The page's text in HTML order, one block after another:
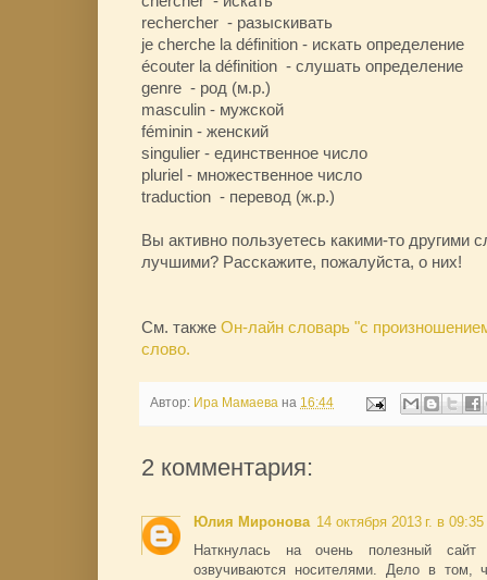
rechercher - разыскивать
je cherche la définition - искать определение
écouter la définition - слушать определение
genre - род (м.р.)
masculin - мужской
féminin - женский
singulier - единственное число
pluriel - множественное число
traduction - перевод (ж.р.)
Вы активно пользуетесь какими-то другими
лучшими? Расскажите, пожалуйста, о них!
См. также Он-лайн словарь "с
слово.
Автор: Ира Мамаева на 16:44
2 комментария:
Юлия Миронова 14 октября 2013 г. в 09:35
Наткнулась на очень полезный
озвучиваются носителями. Дело в том,